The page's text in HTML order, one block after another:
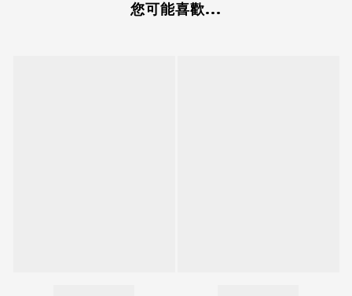
您可能喜歡...